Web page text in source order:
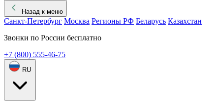
Назад к меню
Санкт-Петербург Москва Регионы РФ Беларусь Казахстан
Звонки по России бесплатно
+7 (800) 555-46-75
RU